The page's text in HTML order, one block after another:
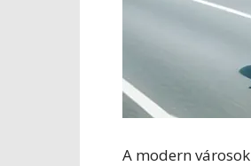
A modern